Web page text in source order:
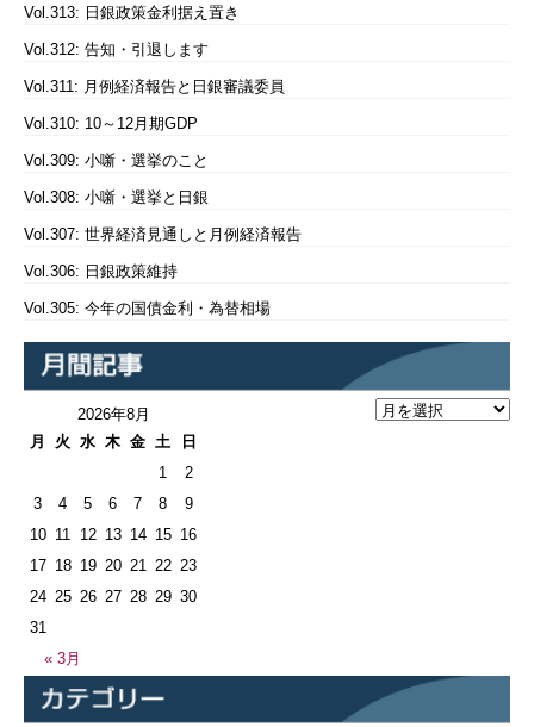
Vol.313: 日銀政策金利据え置き
Vol.312: 告知・引退します
Vol.311: 月例経済報告と日銀審議委員
Vol.310: 10～12月期GDP
Vol.309: 小噺・選挙のこと
Vol.308: 小噺・選挙と日銀
Vol.307: 世界経済見通しと月例経済報告
Vol.306: 日銀政策維持
Vol.305: 今年の国債金利・為替相場
2026年8月
月
火 水 木 金 土 日
« 3月
1
2
3
4 5 6 7 8
9
10 11 12 13 14 15 16
17 18 19 20 21 22 23
24 25 26 27 28 29 30
31